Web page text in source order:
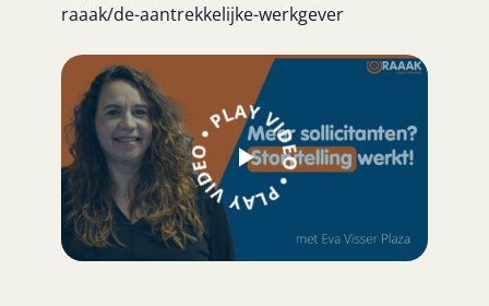
raaak/de-aantrekkelijke-werkgever